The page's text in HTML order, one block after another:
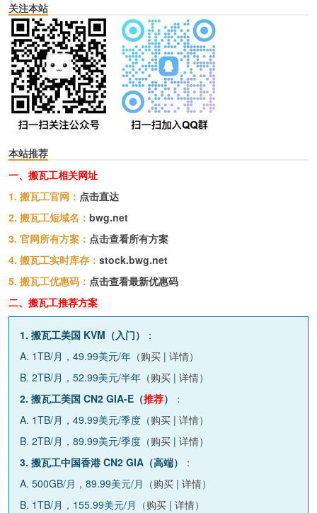
关注本站
本站推荐
一、搬瓦工相关网址
1. 搬瓦工官网： 点击直达
2. 搬瓦工短域名： bwg.net
3. 官网所有方案： 点击查看所有方案
4. 搬瓦工实时库存： stock.bwg.net
5. 搬瓦工优惠码： 点击查看最新优惠码
二、搬瓦工推荐方案
1. 搬瓦工美国 KVM（入门）
：
A. 1TB/月，49.99美元/年（购买 | 详情）
B. 2TB/月，52.99美元/半年（购买 | 详情）
2. 搬瓦工美国 CN2 GIA-E（推荐）
：
A. 1TB/月，49.99美元/季度（购买 | 详情）
B. 2TB/月，89.99美元/季度（购买 | 详情）
3. 搬瓦工中国香港 CN2 GIA（高端）
：
A. 500GB/月，89.99美元/月（购买 | 详情）
B. 1TB/月，155.99美元/月（购买 | 详情）